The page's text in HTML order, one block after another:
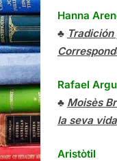
Hanna
♣
Rafael
♣ Moisès
la seva vida
Aristòtil